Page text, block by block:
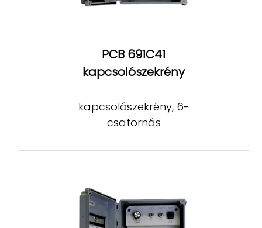
PCB 691C41
kapcsolószekrény
kapcsolószekrény, 6-
csatornás